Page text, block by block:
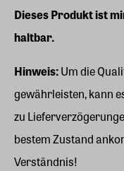
Dieses Produkt ist
haltbar.
Hinweis:Um die
gewährleisten, kann
zu
bestem Zustand
Verständnis!